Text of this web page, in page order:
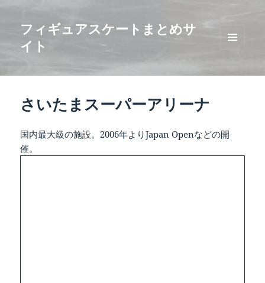
フィギュアスケートまとめサ
イト
ィジェ
さいたまスーパーアリーナ
国内最大級の施設。2006年よりJapan Openなどの開
催。